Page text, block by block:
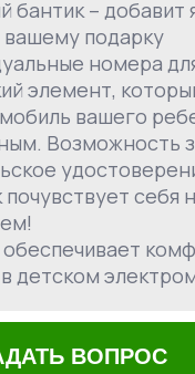
бантик – добавит
вашему подарку
номера
элемент,
вашего
Возможность
себя
обеспечивает
детском
ВОПРОС